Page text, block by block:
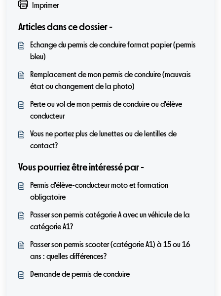
Imprimer
Articles dans ce dossier -
Echange du permis de conduire format papier (permis
bleu)
Remplacement de mon permis de conduire (mauvais
état ou changement de la photo)
Perte ou vol de mon permis de conduire ou d'élève
conducteur
Vous ne portez plus de lunettes ou de lentilles de
contact?
Vous pourriez être intéressé par -
Permis d'élève-conducteur moto et formation
obligatoire
Passer son permis catégorie A avec un véhicule de la
catégorie A1?
Passer son permis scooter (catégorie A1) à 15 ou 16
ans : quelles différences?
Demande de permis de conduire